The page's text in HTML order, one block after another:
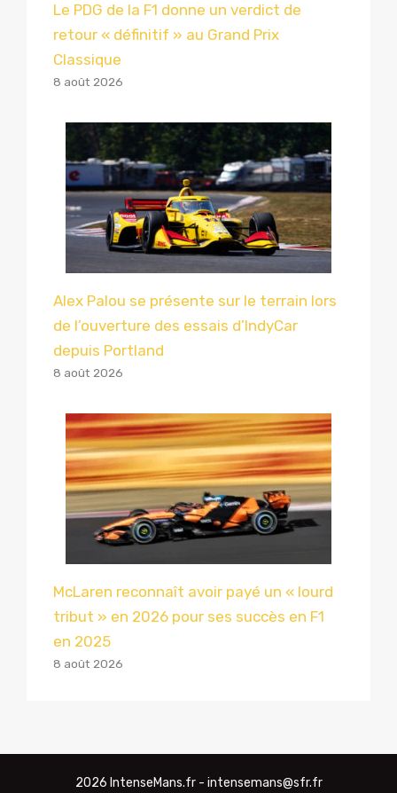
Le PDG de la F1 donne un verdict de
retour « définitif » au Grand Prix
Classique
8 août 2026
Alex Palou se présente sur le terrain lors
de l’ouverture des essais d’IndyCar
depuis Portland
8 août 2026
McLaren reconnaît avoir payé un « lourd
tribut » en 2026 pour ses succès en F1
en 2025
8 août 2026
2026 IntenseMans.fr - intensemans@sfr.fr